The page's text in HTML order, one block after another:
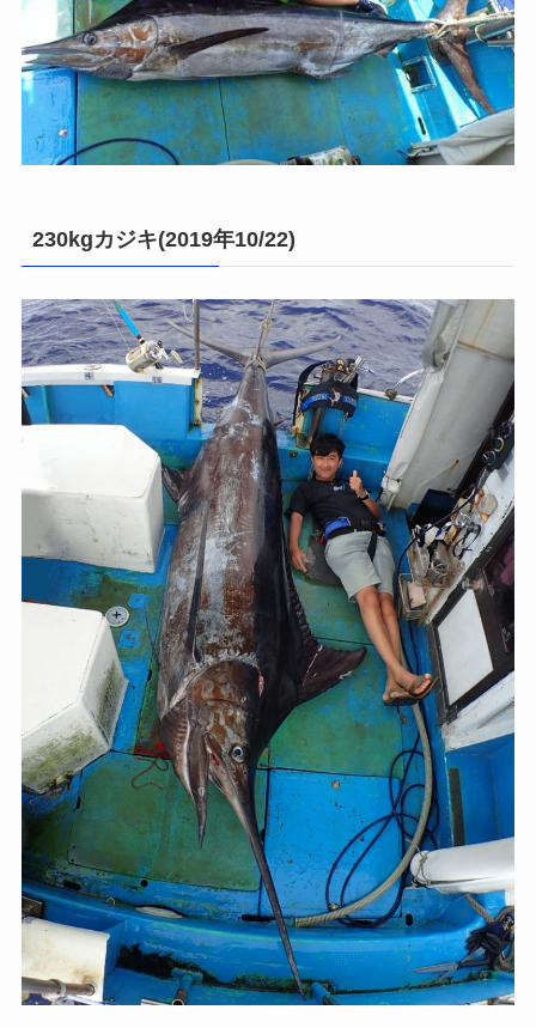
230kgカジキ(2019年10/22)